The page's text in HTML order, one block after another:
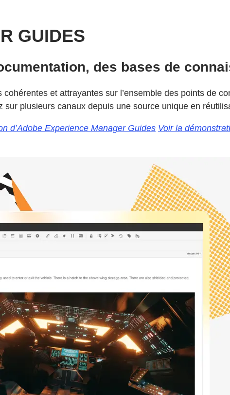
GUIDES
des bases de
et attrayantes sur l’ensemble des points de
plusieurs canaux depuis une source unique en
d’Adobe Experience Manager Guides Voir la